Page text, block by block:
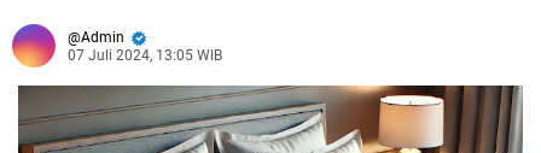
Admin
07 Juli 2024, 13:05 WIB